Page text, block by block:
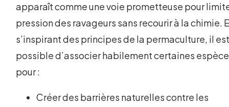
apparaît comme une voie prometteuse pour
pression des ravageurs sans recourir à la chimie.
s’inspirant des principes de la permaculture, il
possible d’associer habilement certaines
pour :
Créer des barrières naturelles contre les